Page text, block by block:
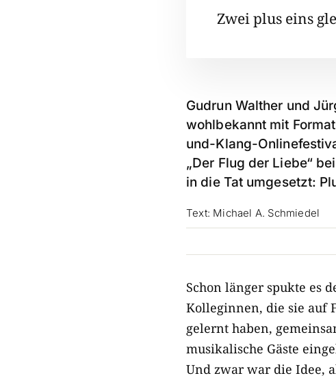
Zwei plus eins
Gudrun Walther und
wohlbekannt mit
und-Klang-
„Der Flug der Liebe“
in die Tat umgesetzt:
Text: Michael A. Schmiedel
Schon länger spukte es
Kolleginnen, die sie auf
gelernt haben,
musikalische Gäste
Und zwar war die Idee,